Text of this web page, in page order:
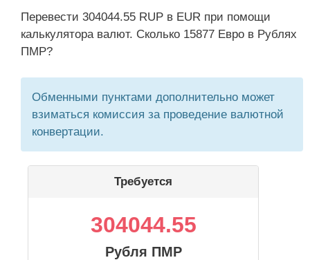
Перевести 304044.55 RUP в EUR при помощи
калькулятора валют. Сколько 15877 Евро в Рублях
ПМР?
Обменными пунктами дополнительно может
взиматься комиссия за проведение валютной
конвертации.
Требуется
304044.55
Рубля ПМР